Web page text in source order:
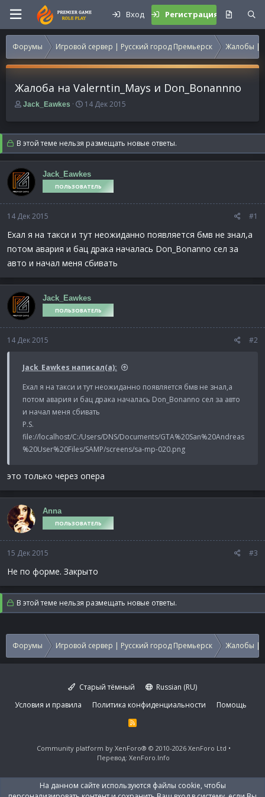
Вход Регистрация
Форумы Игровой сервер | Русский город Премьерск Жалобы |
Жалоба на Valerntin_Mays и Don_Bonannno
А
т
о
р
т
е
м
ы
Jack_Eawkes
Д
т
а
н
а
а
л
14 Дек 2015
В этой теме нельзя размещать новые ответы.
Jack_Eawkes
ПОЛЬЗОВАТЕЛЬ
14 Дек 2015 #1
Ехал я на такси и тут неожиданно появляется бмв не знал,а
потом авария и бац драка началась Don_Bonanno сел за
авто и начал меня сбивать
Jack_Eawkes
ПОЛЬЗОВАТЕЛЬ
14 Дек 2015 #2
Jack_Eawkes написал(а):
Ехал я на такси и тут неожиданно появляется бмв не знал,а
потом авария и бац драка началась Don_Bonanno сел за авто
и начал меня сбивать
P.S.
file://localhost/C:/Users/DNS/Documents/GTA%20San%20Andreas
%20User%20Files/SAMP/screens/sa-mp-020.png
это только через опера
Anna
ПОЛЬЗОВАТЕЛЬ
15 Дек 2015 #3
Не по форме. Закрыто
В этой теме нельзя размещать новые ответы.
Форумы Игровой сервер | Русский город Премьерск Жалобы |
Старый тёмный
Russian (RU)
Условия и правила
Политика конфиденциальности Помощь
R
S
Community platform by XenForo® © 2010-2026 XenForo Ltd
Перевод: XenForo.Info